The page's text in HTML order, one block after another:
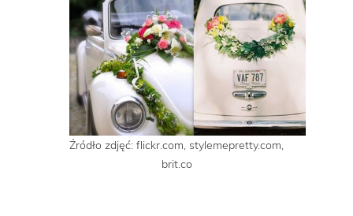
Źródło zdjęć: flickr.com, stylemepretty.com,
brit.co